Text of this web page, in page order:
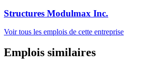
Structures Modulmax Inc.
Voir tous les emplois de cette entreprise
Emplois similaires